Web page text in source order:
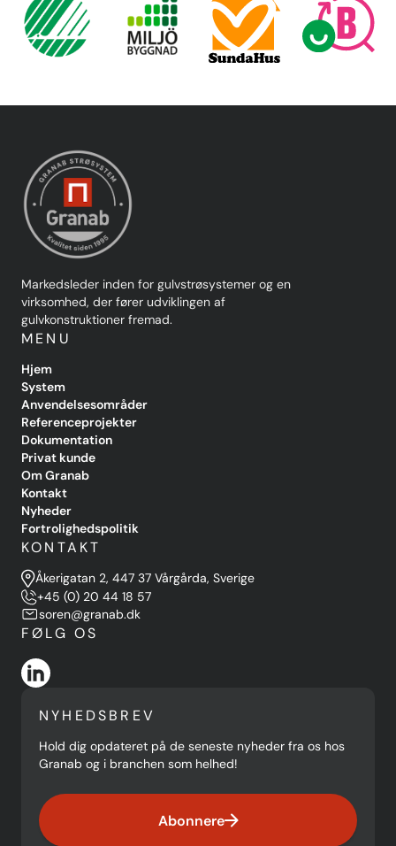
Markedsleder inden for gulvstrøsystemer og en
virksomhed, der fører udviklingen af
gulvkonstruktioner fremad.
MENU
Hjem
System
Anvendelsesområder
Referenceprojekter
Dokumentation
Privat kunde
Om Granab
Kontakt
Nyheder
Fortrolighedspolitik
KONTAKT
Åkerigatan 2, 447 37 Vårgårda, Sverige
+45 (0) 20 44 18 57
soren@granab.dk
FØLG OS
NYHEDSBREV
Hold dig opdateret på de seneste nyheder fra os hos
Granab og i branchen som helhed!
Abonnere